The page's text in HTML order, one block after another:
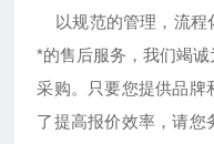
以规范的管理，流程
*的售后服务，我们竭
采购。只要您提供品牌
了提高报价效率，请您